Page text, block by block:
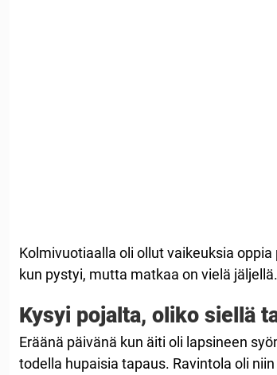
Kolmivuotiaalla oli ollut vaikeuksia
kun pystyi, mutta matkaa on vielä jäljellä.
Kysyi pojalta, oliko siellä
Eräänä päivänä kun äiti oli lapsineen
todella hupaisia tapaus. Ravintola oli